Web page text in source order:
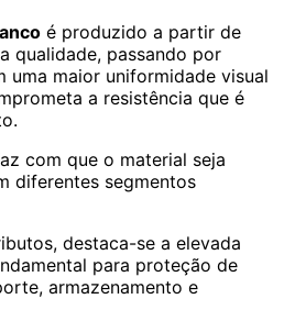
é produzido a partir de
qualidade, passando por
uma maior uniformidade visual
a resistência que é
com que o material seja
diferentes segmentos
destaca-se a elevada
para proteção de
armazenamento e